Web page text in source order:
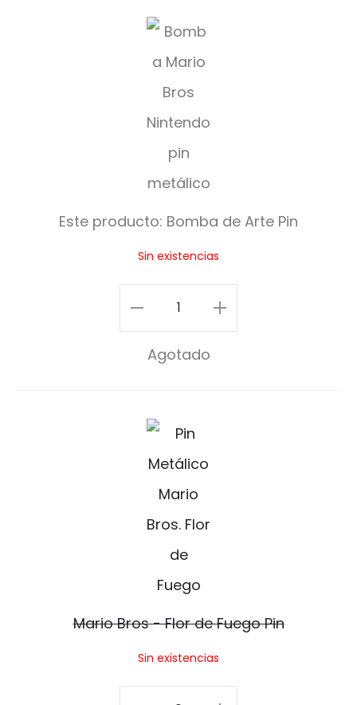
B
o
m
b
a
d
r
e
P
i
Este producto: Bomba de Arte Pin
Sin existencias
Bomba
de
Arte
Pin
cantidad
Agotado
M
a
r
o
B
s
Mario Bros - Flor de Fuego Pin
Sin existencias